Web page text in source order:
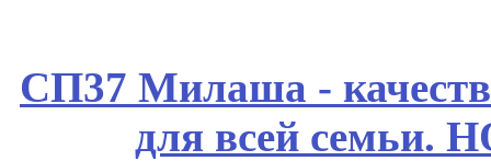
СП37 Милаша -
для всей семьи.